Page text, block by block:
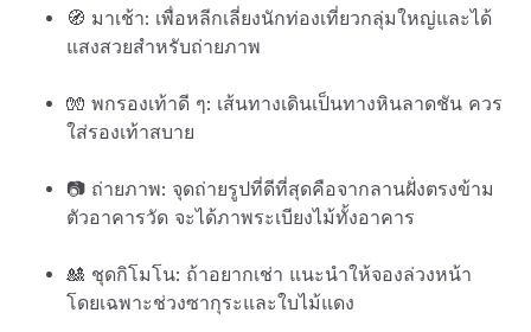
🧭 มาเช้า: เพื่อหลีกเลี่ยงนักท่องเที่ยวกลุ่มใหญ่และได้
แสงสวยสำหรับถ่ายภาพ
🧤 พกรองเท้าดี ๆ: เส้นทางเดินเป็นทางหินลาดชัน ควร
ใส่รองเท้าสบาย
📷 ถ่ายภาพ: จุดถ่ายรูปที่ดีที่สุดคือจากลานฝั่งตรงข้าม
ตัวอาคารวัด จะได้ภาพระเบียงไม้ทั้งอาคาร
🎎 ชุดกิโมโน: ถ้าอยากเช่า แนะนำให้จองล่วงหน้า
โดยเฉพาะช่วงซากุระและใบไม้แดง